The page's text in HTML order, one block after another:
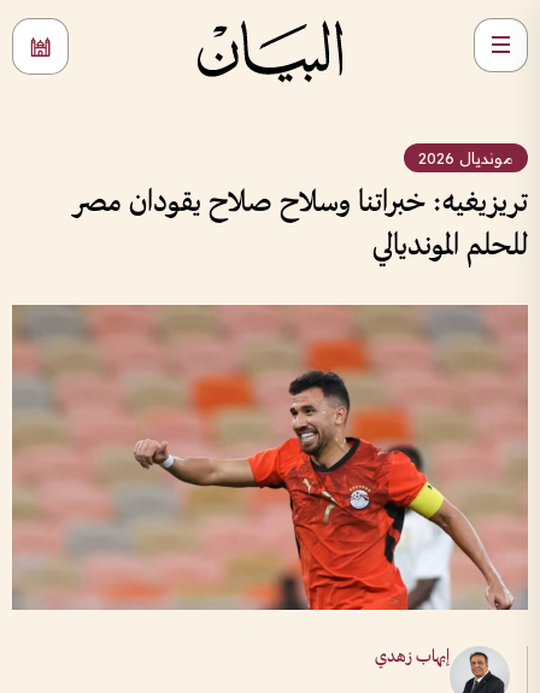
مونديال 2026
تريزيغيه: خبراتنا وسلاح صلاح يقودان مصر
للحلم المونديالي
إيهاب زهدي